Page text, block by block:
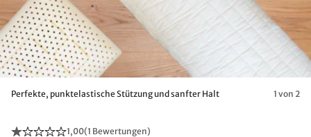
Perfekte, punktelastische Stützung und sanfter Halt 1 von 2
1,00(1 Bewertungen)